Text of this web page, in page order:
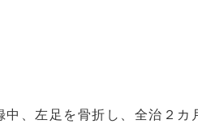
、左足を骨折し、全治２